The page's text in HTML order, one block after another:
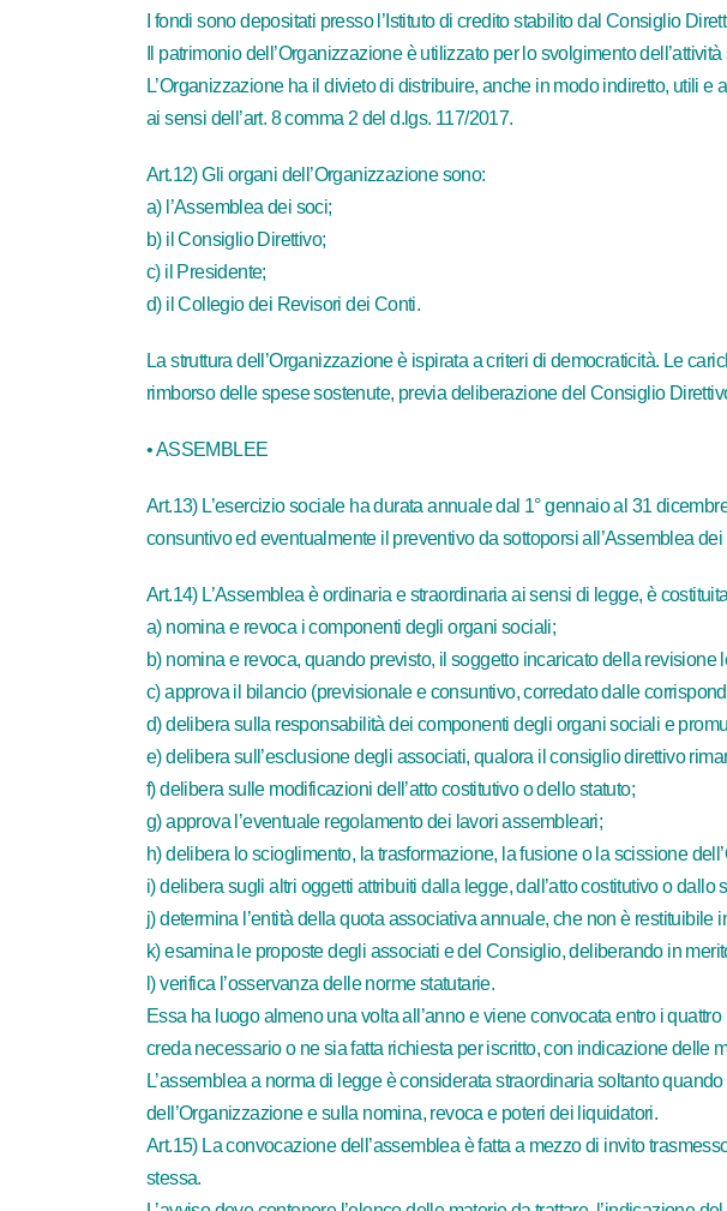
I fondi sono depositati presso l’Istituto di credito stabilito dal Consiglio
Il patrimonio dell’Organizzazione è utilizzato per lo svolgimento
L’Organizzazione ha il divieto di distribuire, anche in modo indiretto, utili
ai sensi dell’art. 8 comma 2 del d.lgs. 117/2017.
Art.12) Gli organi dell’Organizzazione sono:
a) l’Assemblea dei soci;
b) il Consiglio Direttivo;
c) il Presidente;
d) il Collegio dei Revisori dei Conti.
La struttura dell’Organizzazione è ispirata a criteri di democraticità. Le
rimborso delle spese sostenute, previa deliberazione del Consiglio
• ASSEMBLEE
Art.13) L’esercizio sociale ha durata annuale dal 1° gennaio al 31
consuntivo ed eventualmente il preventivo da sottoporsi all’Assemblea dei
Art.14) L’Assemblea è ordinaria e straordinaria ai sensi di legge, è
a) nomina e revoca i componenti degli organi sociali;
b) nomina e revoca, quando previsto, il soggetto incaricato della revisione
c) approva il bilancio (previsionale e consuntivo, corredato dalle
d) delibera sulla responsabilità dei componenti degli organi sociali e
e) delibera sull’esclusione degli associati, qualora il consiglio direttivo
f) delibera sulle modificazioni dell’atto costitutivo o dello statuto;
g) approva l’eventuale regolamento dei lavori assembleari;
h) delibera lo scioglimento, la trasformazione, la fusione o la scissione
i) delibera sugli altri oggetti attribuiti dalla legge, dall’atto costitutivo o dallo
j) determina l’entità della quota associativa annuale, che non è
k) esamina le proposte degli associati e del Consiglio, deliberando in
l) verifica l’osservanza delle norme statutarie.
Essa ha luogo almeno una volta all’anno e viene convocata entro i
creda necessario o ne sia fatta richiesta per iscritto, con indicazione delle
L’assemblea a norma di legge è considerata straordinaria soltanto
dell’Organizzazione e sulla nomina, revoca e poteri dei liquidatori.
Art.15) La convocazione dell’assemblea è fatta a mezzo di invito
stessa.